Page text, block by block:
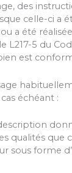
des
celle-ci a
a été
L217-5 du
est
échéant :
qualités que
sous forme